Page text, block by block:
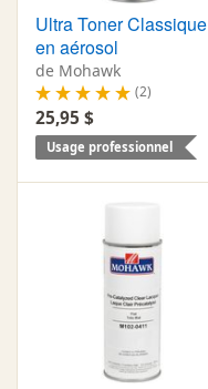
Ultra Toner Classique
en aérosol
de Mohawk
(2)
25,95 $
Usage professionnel